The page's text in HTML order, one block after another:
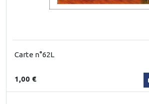
Carte n°62L
1,00 €